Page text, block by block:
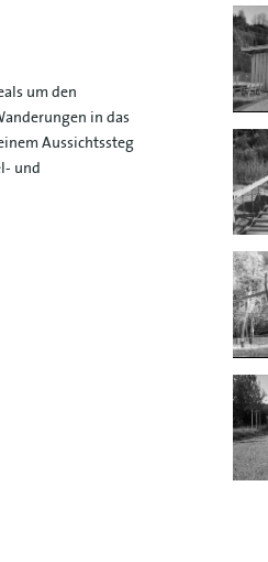
um den
in das
Aussichtssteg
und